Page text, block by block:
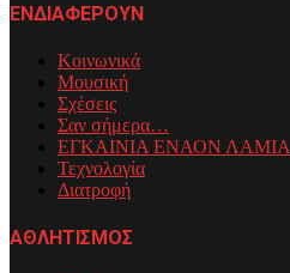
ΕΝΔΙΑΦΕΡΟΥΝ
Κοινωνικά
Μουσική
Σχέσεις
Σαν σήμερα…
ΕΓΚΑΙΝΙΑ ΕΝΑΟΝ ΛΑΜΙΑ
Τεχνολογία
Διατροφή
ΑΘΛΗΤΙΣΜΟΣ